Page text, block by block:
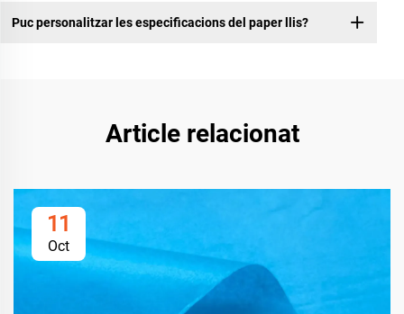
Puc personalitzar les especificacions del paper llis?
Article relacionat
11
Oct